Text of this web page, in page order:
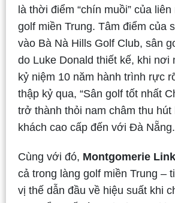
là thời điểm “chín muồi” của
golf miền Trung. Tâm điểm của
vào Bà Nà Hills Golf Club, sân
do Luke Donald thiết kế, khi nơi
kỷ niệm 10 năm hành trình rực
thập kỷ qua, “Sân golf tốt nhất
trở thành thỏi nam châm thu
khách cao cấp đến với Đà Nẵng.
Cùng với đó, Montgomerie
cả trong làng golf miền Trung –
vị thế dẫn đầu về hiệu suất khi